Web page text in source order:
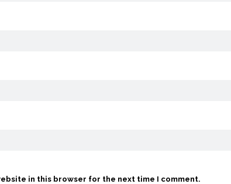
in this browser for the next time I comment.